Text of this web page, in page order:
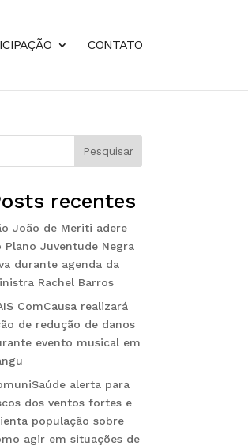
CONTATO
Pesquisar
recentes
João de Meriti adere
Plano Juventude Negra
durante agenda da
Rachel Barros
ComCausa realizará
de redução de danos
evento musical em
alerta para
dos ventos fortes e
população sobre
agir em situações de